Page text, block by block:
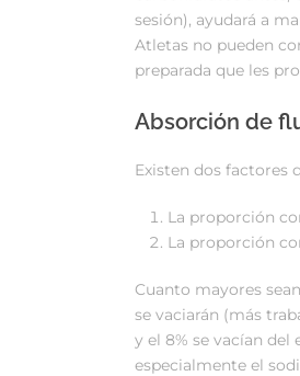
sesión), ayudará a
Atletas no pueden
preparada que les
Absorción de
Existen dos factores
La proporción
La proporción
Cuanto mayores
se vaciarán (más
y el 8% se vacían
especialmente el